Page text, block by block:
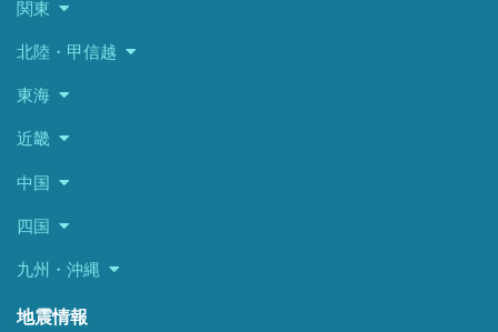
関東
北陸・甲信越
東海
近畿
中国
四国
九州・沖縄
地震情報